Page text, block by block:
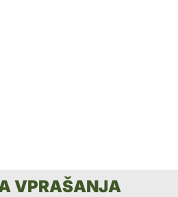
VPRAŠANJA